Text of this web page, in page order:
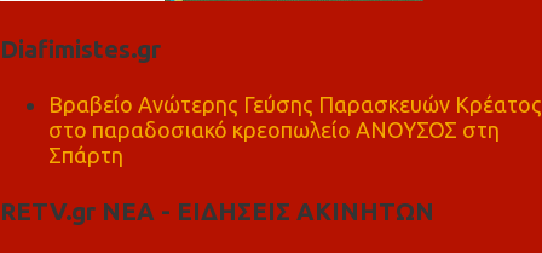
Diafimistes.gr
Βραβείο Ανώτερης Γεύσης Παρασκευών Κρέατος
στο παραδοσιακό κρεοπωλείο ΑΝΟΥΣΟΣ στη
Σπάρτη
RETV.gr ΝΕΑ - ΕΙΔΗΣΕΙΣ ΑΚΙΝΗΤΩΝ